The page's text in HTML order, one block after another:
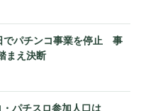
でパチンコ事業を停止 事
まえ決断
パチスロ参加人口は